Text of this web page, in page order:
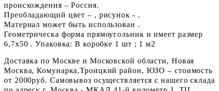
происхождения – Россия.
Преобладающий цвет – , рисунок - .
Материал может быть использован .
Геометрическа форма прямоугольник и имеет размер
6,7x50 . Упаковка: В коробке 1 шт ; 1 м2
Доставка по Москве и Московской области, Новая
Москва, Комунарка,Троицкий район, ЮЗО – стоимость
от 2000руб. Самовывоз осуществляется с нашего склада